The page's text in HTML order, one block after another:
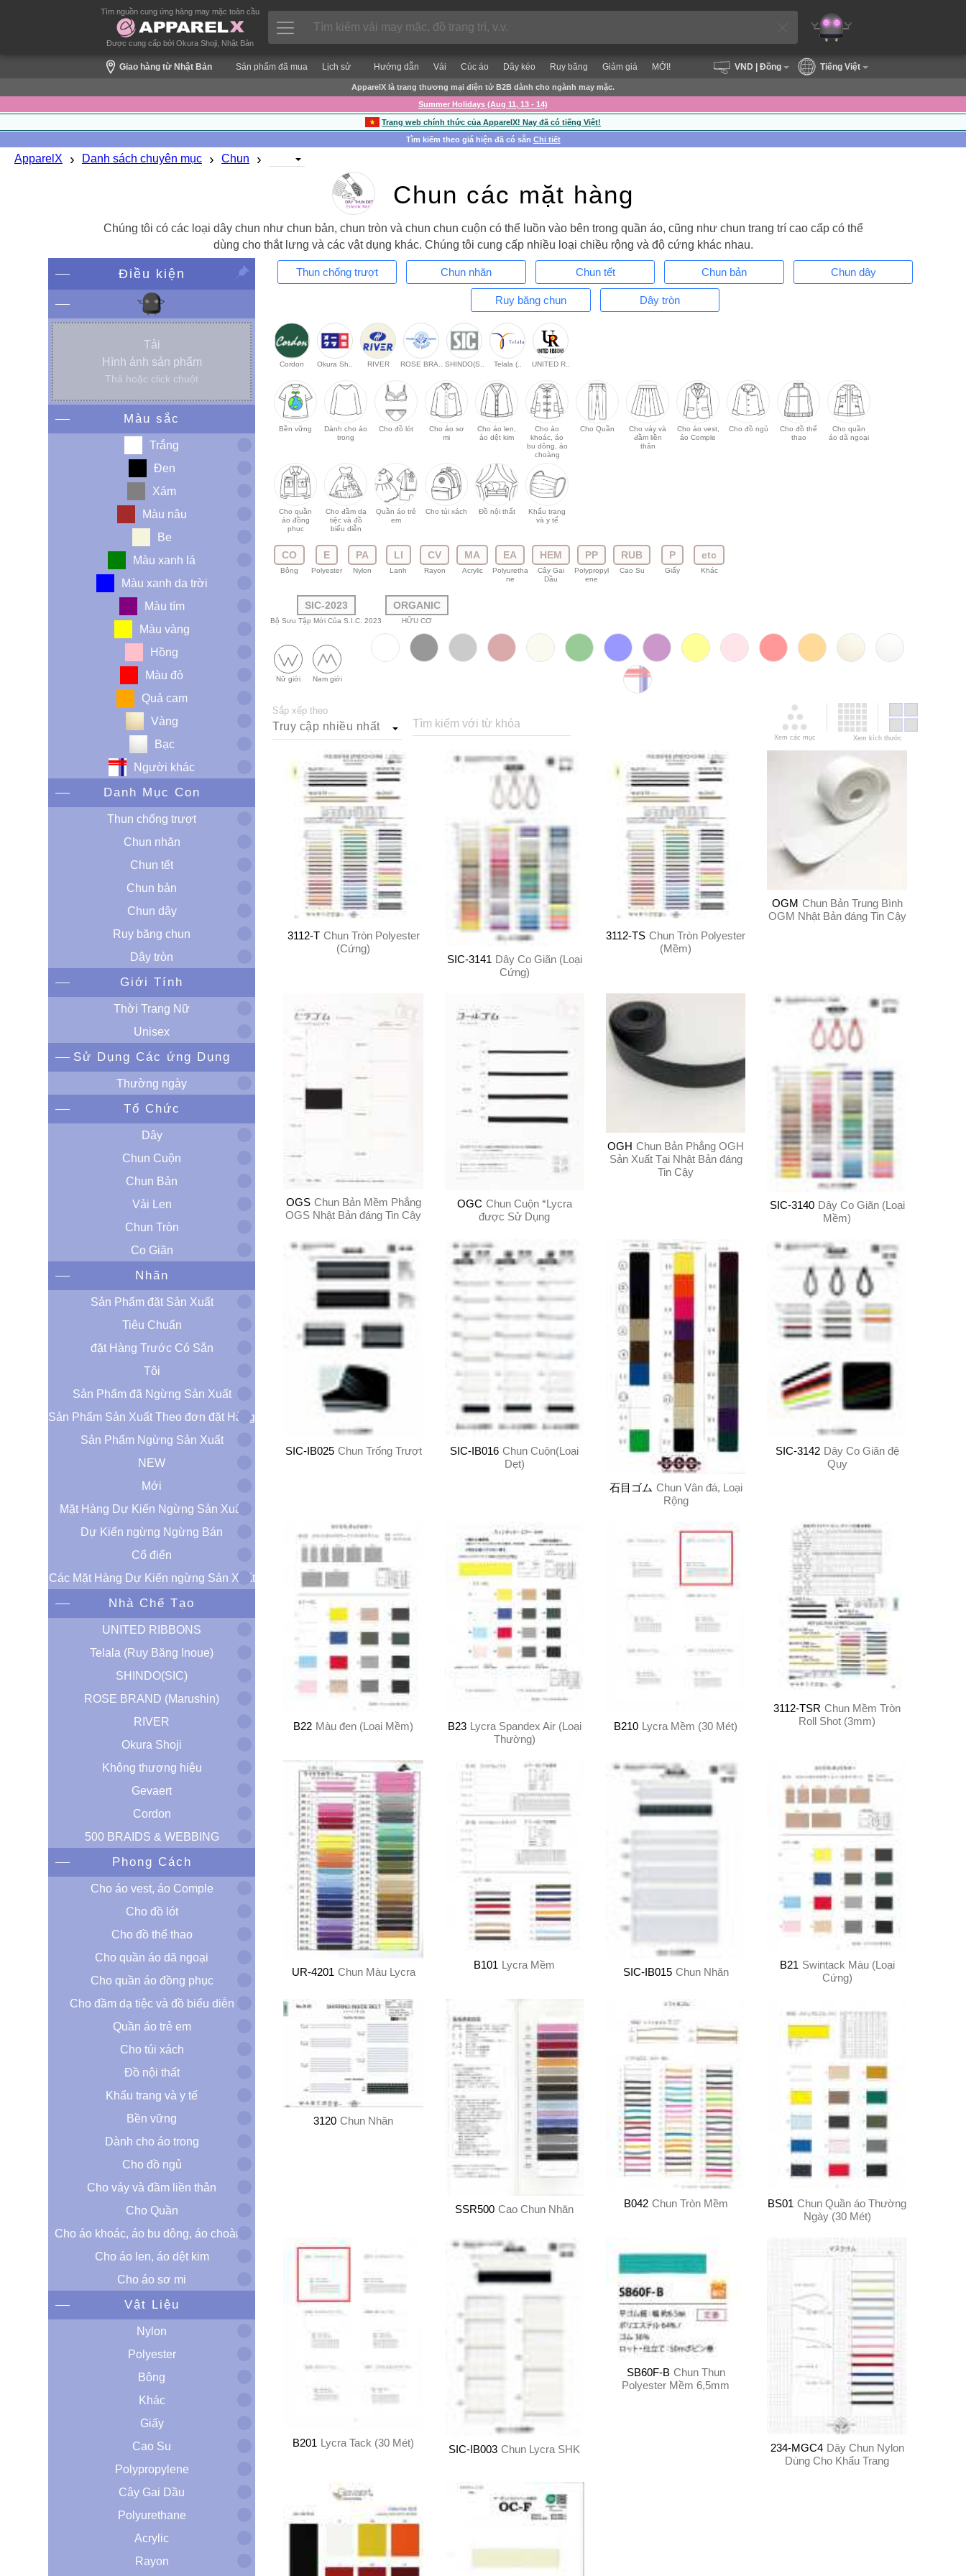
Tìm nguồn cung ứng hàng may mặc toàn cầu
Được cung cấp bởi Okura Shoji, Nhật Bản
Giao hàng từ Nhật Bản Sản phẩm đã mua Lịch sử Hướng dẫn Vải Cúc áo Dây kéo Ruy băng Giảm giá MỚI! VND | Đồng Tiếng Việt
ApparelX là trang thương mại điện tử B2B dành cho ngành may mặc.
Summer Holidays (Aug 11, 13 - 14)
Trang web chính thức của ApparelX! Nay đã có tiếng Việt!
Tìm kiếm theo giá hiện đã có sẵn Chi tiết
ApparelX › Danh sách chuyên mục › Chun ›
Chun các mặt hàng
Chúng tôi có các loại dây chun như chun bản, chun tròn và chun chun cuộn có thể luồn vào bên trong quần áo, cũng như chun trang trí cao cấp có thể
dùng cho thắt lưng và các vật dụng khác. Chúng tôi cung cấp nhiều loại chiều rộng và độ cứng khác nhau.
Điều kiện
Tải
Hình ảnh sản phẩm
Thả hoặc click chuột
Màu sắc
Trắng
Đen
Xám
Màu nâu
Be
Màu xanh lá
Màu xanh da trời
Màu tím
Màu vàng
Hồng
Màu đỏ
Quả cam
Vàng
Bạc
Người khác
Danh Mục Con
Thun chống trượt
Chun nhăn
Chun tết
Chun bản
Chun dây
Ruy băng chun
Dây tròn
Giới Tính
Thời Trang Nữ
Unisex
Sử Dụng Các ứng Dụng
Thường ngày
Tổ Chức
Dây
Chun Cuộn
Chun Bản
Vải Len
Chun Tròn
Co Giãn
Nhãn
Sản Phẩm đặt Sản Xuất
Tiêu Chuẩn
đặt Hàng Trước Có Sẵn
Tôi
Sản Phẩm đã Ngừng Sản Xuất
Sản Phẩm Sản Xuất Theo đơn đặt Hàng
Sản Phẩm Ngừng Sản Xuất
NEW
Mới
Mặt Hàng Dự Kiến Ngừng Sản Xuất
Dự Kiến ​​ngừng Ngừng Bán
Cổ điển
Các Mặt Hàng Dự Kiến ​​ngừng Sản Xuất
Nhà Chế Tạo
UNITED RIBBONS
Telala (Ruy Băng Inoue)
SHINDO(SIC)
ROSE BRAND (Marushin)
RIVER
Okura Shoji
Không thương hiệu
Gevaert
Cordon
500 BRAIDS & WEBBING
Phong Cách
Cho áo vest, áo Comple
Cho đồ lót
Cho đồ thể thao
Cho quần áo dã ngoại
Cho quần áo đồng phục
Cho đầm dạ tiệc và đồ biểu diễn
Quần áo trẻ em
Cho túi xách
Đồ nội thất
Khẩu trang và y tế
Bền vững
Dành cho áo trong
Cho đồ ngủ
Cho váy và đầm liền thân
Cho Quần
Cho áo khoác, áo bu dông, áo choàng
Cho áo len, áo dệt kim
Cho áo sơ mi
Vật Liệu
Nylon
Polyester
Bông
Khác
Giấy
Cao Su
Polypropylene
Cây Gai Dầu
Polyurethane
Acrylic
Rayon
Thun chống trượt Chun nhăn Chun tết Chun bản Chun dây
Ruy băng chun Dây tròn
Cordon Okura Sh.. RIVER ROSE BRA.. SHINDO(S.. Telala (.. UNITED R..
Bền vững
Dành cho áo
trong
Cho đồ lót
Cho áo sơ
mi
Cho áo len,
áo dệt kim
Cho áo
khoác, áo
bu dông, áo
choàng
Cho Quần
Cho váy và
đầm liền
thân
Cho áo vest,
áo Comple
Cho đồ ngủ
Cho đồ thể
thao
Cho quần
áo dã ngoại
Cho quần
áo đồng
phục
Cho đầm dạ
tiệc và đồ
biểu diễn
Quần áo trẻ
em
Cho túi xách Đồ nội thất
Khẩu trang
và y tế
CO
Bông
E
Polyester
PA
Nylon
LI
Lanh
CV
Rayon
MA
Acrylic
EA
Polyuretha
ne
HEM
Cây Gai
Dầu
PP
Polypropyl
ene
RUB
Cao Su
P
Giấy
etc
Khác
SIC-2023
Bộ Sưu Tập Mới Của S.I.C. 2023
ORGANIC
HỮU CƠ
Nữ giới Nam giới
Sắp xếp theo
Tìm kiếm với từ khóa
Xem các mục Xem kích thước
3112-T Chun Tròn Polyester
(Cứng)
SIC-3141 Dây Co Giãn (Loại
Cứng)
3112-TS Chun Tròn Polyester
(Mềm)
OGM Chun Bản Trung Bình
OGM Nhật Bản đáng Tin Cậy
OGS Chun Bản Mềm Phẳng
OGS Nhật Bản đáng Tin Cậy
OGC Chun Cuộn *Lycra
được Sử Dụng
OGH Chun Bản Phẳng OGH
Sản Xuất Tại Nhật Bản đáng
Tin Cậy
SIC-3140 Dây Co Giãn (Loại
Mềm)
SIC-IB025 Chun Trống Trượt SIC-IB016 Chun Cuộn(Loại
Dẹt)
石目ゴム Chun Vân đá, Loại
Rộng
SIC-3142 Dây Co Giãn đệ
Quy
B22 Màu đen (Loại Mềm) B23 Lycra Spandex Air (Loại
Thường)
B210 Lycra Mềm (30 Mét)
3112-TSR Chun Mềm Tròn
Roll Shot (3mm)
UR-4201 Chun Màu Lycra
B101 Lycra Mềm
SIC-IB015 Chun Nhăn
B21 Swintack Màu (Loại
Cứng)
3120 Chun Nhăn
SSR500 Cao Chun Nhăn B042 Chun Tròn Mềm BS01 Chun Quần áo Thường
Ngày (30 Mét)
B201 Lycra Tack (30 Mét)
SIC-IB003 Chun Lycra SHK
SB60F-B Chun Thun
Polyester Mềm 6,5mm
234-MGC4 Dây Chun Nylon
Dùng Cho Khẩu Trang